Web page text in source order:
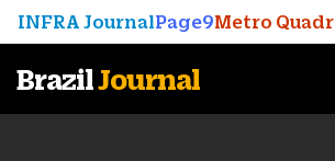
INFRA JournalPage9Metro
BrazilJournal